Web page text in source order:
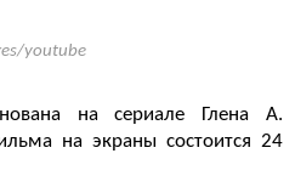
youtube
на сериале Глена А.
на экраны состоится 24